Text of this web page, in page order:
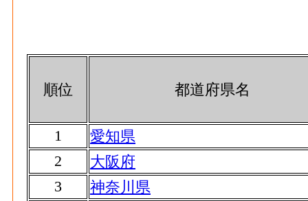
順位 都道府県名
1
愛知県
2
大阪府
3
神奈川県